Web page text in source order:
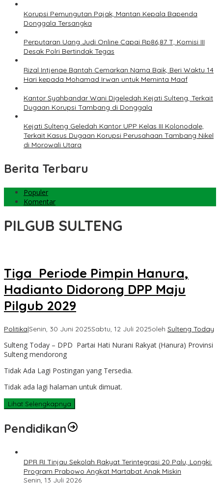
Korupsi Pemungutan Pajak, Mantan Kepala Bapenda
Donggala Tersangka
Perputaran Uang Judi Online Capai Rp86,87 T, Komisi III
Desak Polri Bertindak Tegas
Rizal Intjenae Bantah Cemarkan Nama Baik, Beri Waktu 14
Hari kepada Mohamad Irwan untuk Meminta Maaf
Kantor Syahbandar Wani Digeledah Kejati Sulteng, Terkait
Dugaan Korupsi Tambang di Donggala
Kejati Sulteng Geledah Kantor UPP Kelas III Kolonodale,
Terkait Kasus Dugaan Korupsi Perusahaan Tambang Nikel
di Morowali Utara
Berita Terbaru
Populer
Komentar
PILGUB SULTENG
Tiga Periode Pimpin Hanura,
Hadianto Didorong DPP Maju
Pilgub 2029
Politika|Senin, 30 Juni 2025Sabtu, 12 Juli 2025oleh Sulteng Today
Sulteng Today – DPD Partai Hati Nurani Rakyat (Hanura) Provinsi
Sulteng mendorong
Tidak Ada Lagi Postingan yang Tersedia.
Tidak ada lagi halaman untuk dimuat.
Lihat Selengkapnya
Pendidikan
DPR RI Tinjau Sekolah Rakyat Terintegrasi 20 Palu, Longki:
Program Prabowo Angkat Martabat Anak Miskin
Senin, 13 Juli 2026